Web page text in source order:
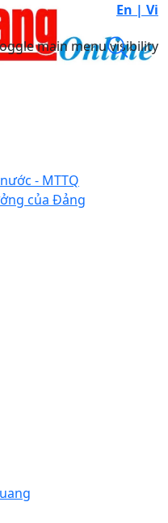
En | Vi
main menu visibility
- MTTQ
của Đảng